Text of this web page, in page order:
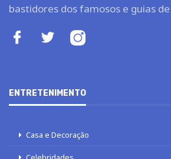
bastidores dos famosos e guias
ENTRETENIMENTO
Casa e Decoração